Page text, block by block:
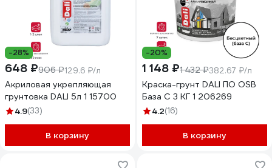
-28%
648 ₽906 ₽129.6 ₽/л
Акриловая укрепляющая
грунтовка DALI 5л 1 15700
4.9(33)
В корзину
-20%
1 148 ₽1 432 ₽382.67 ₽/л
Краска-грунт DALI ПО OSB
База С 3 КГ 1 206269
4.2(16)
В корзину